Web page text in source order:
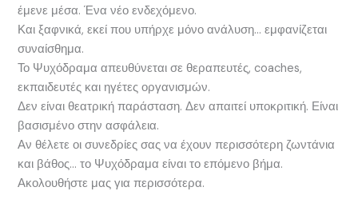
έμενε μέσα. Ένα νέο ενδεχόμενο.
Και ξαφνικά, εκεί που υπήρχε μόνο ανάλυση… εμφανίζεται
συναίσθημα.
Το Ψυχόδραμα απευθύνεται σε θεραπευτές, coaches,
εκπαιδευτές και ηγέτες οργανισμών.
Δεν είναι θεατρική παράσταση. Δεν απαιτεί υποκριτική. Είναι
βασισμένο στην ασφάλεια.
Αν θέλετε οι συνεδρίες σας να έχουν περισσότερη ζωντάνια
και βάθος… το Ψυχόδραμα είναι το επόμενο βήμα.
Ακολουθήστε μας για περισσότερα.